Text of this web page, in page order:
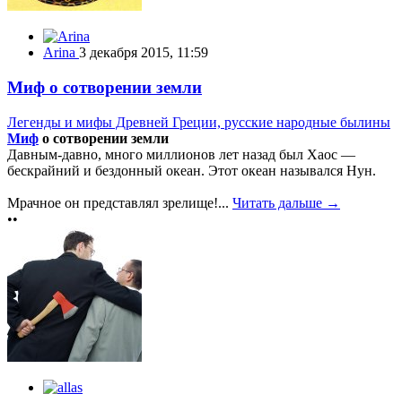
Arina 3 декабря 2015, 11:59
Миф о сотворении земли
Легенды и мифы Древней Греции, русские народные былины
Миф о сотворении земли
Давным-давно, много миллионов лет назад был Хаос —
бескрайний и бездонный океан. Этот океан назывался Нун.
Мрачное он представлял зрелище!... Читать дальше →
••